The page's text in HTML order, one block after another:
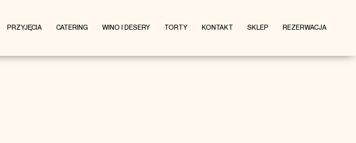
PRZYJĘCIA CATERING WINO I DESERY TORTY KONTAKT SKLEP REZERWACJA